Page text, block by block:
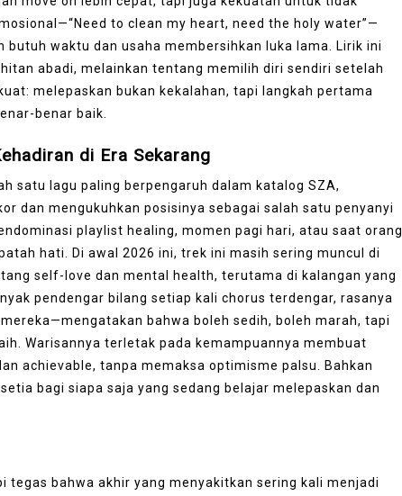
to clean my heart, need the holy water”—
butuh waktu dan usaha membersihkan luka lama. Lirik ini
abadi, melainkan tentang memilih diri sendiri setelah
melepaskan bukan kekalahan, tapi langkah pertama
benar baik.
di Era Sekarang
satu lagu paling berpengaruh dalam katalog SZA,
dan mengukuhkan posisinya sebagai salah satu penyanyi
playlist healing, momen pagi hari, atau saat orang
hati. Di awal 2026 ini, trek ini masih sering muncul di
self-love dan mental health, terutama di kalangan yang
pendengar bilang setiap kali chorus terdengar, rasanya
bahwa boleh sedih, boleh marah, tapi
Warisannya terletak pada kemampuannya membuat
achievable, tanpa memaksa optimisme palsu. Bahkan
bagi siapa saja yang sedang belajar melepaskan dan
tegas bahwa akhir yang menyakitkan sering kali menjadi